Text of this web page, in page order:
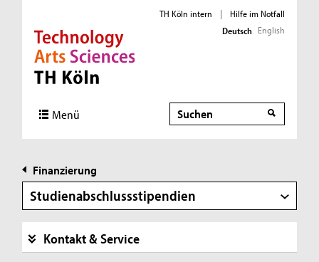
Direkt zur Hauptnavigation
Direkt zur Subnavigation
Direkt zum Inhalt
Direkt zum Fußbereich
TH Köln intern |
Hilfe im Notfall
Deutsch English
Menü Suche
Finanzierung
Studienabschlussstipendien
Kontakt & Service